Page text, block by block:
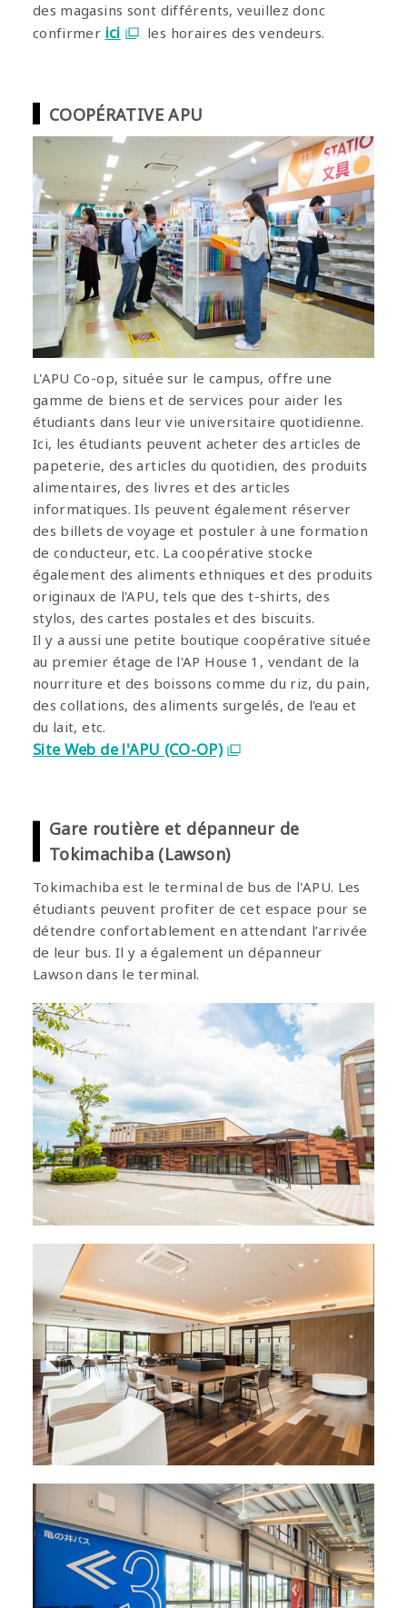
des magasins sont différents, veuillez donc
confirmer ici les horaires des vendeurs.
COOPÉRATIVE APU
L'APU Co-op, située sur le campus, offre une
gamme de biens et de services pour aider les
étudiants dans leur vie universitaire quotidienne.
Ici, les étudiants peuvent acheter des articles de
papeterie, des articles du quotidien, des produits
alimentaires, des livres et des articles
informatiques. Ils peuvent également réserver
des billets de voyage et postuler à une formation
de conducteur, etc. La coopérative stocke
également des aliments ethniques et des produits
originaux de l'APU, tels que des t-shirts, des
stylos, des cartes postales et des biscuits.
Il y a aussi une petite boutique coopérative située
au premier étage de l'AP House 1, vendant de la
nourriture et des boissons comme du riz, du pain,
des collations, des aliments surgelés, de l'eau et
du lait, etc.
Site Web de l'APU (CO-OP)
Gare routière et dépanneur de
Tokimachiba (Lawson)
Tokimachiba est le terminal de bus de l'APU. Les
étudiants peuvent profiter de cet espace pour se
détendre confortablement en attendant l’arrivée
de leur bus. Il y a également un dépanneur
Lawson dans le terminal.